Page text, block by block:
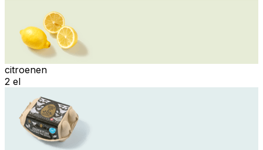
citroenen
2 el